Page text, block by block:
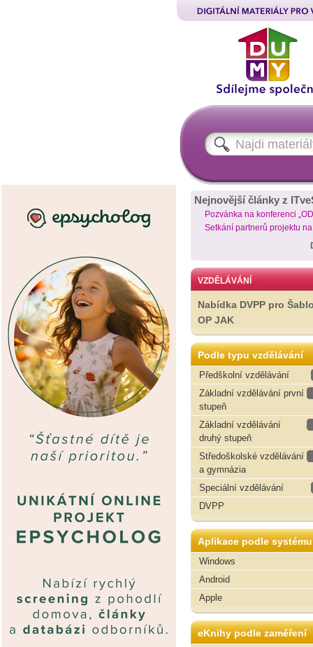
Nejnovější články z
Pozvánka na konferenci
Setkání partnerů projektu
VZDĚLÁVÁNÍ
Nabídka DVPP pro
OP JAK
Podle typu vzdělávání
Předškolní vzdělávání
Základní vzdělávání první
stupeň
Základní vzdělávání
druhý stupeň
Středoškolské vzdělávání
a gymnázia
Speciální vzdělávání
DVPP
Aplikace podle systému
Windows
Android
Apple
eKnihy podle zaměření